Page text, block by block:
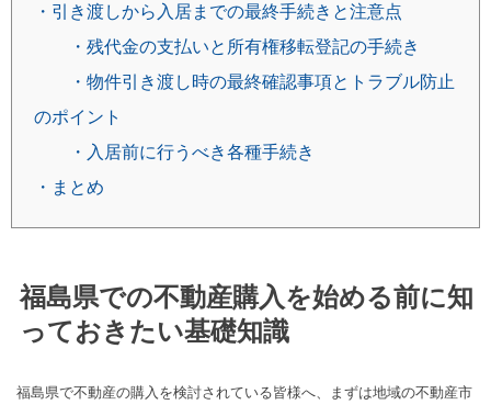
・引き渡しから入居までの最終手続きと注意点
・残代金の支払いと所有権移転登記の手続き
・物件引き渡し時の最終確認事項とトラブル防止
のポイント
・入居前に行うべき各種手続き
・まとめ
福島県での不動産購入を始める前に知
っておきたい基礎知識
福島県で不動産の購入を検討されている皆様へ、まずは地域の不動産市